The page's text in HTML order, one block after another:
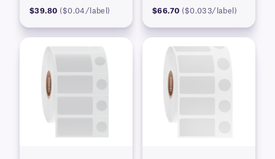
$39.80 ($0.04/label) $66.70 ($0.033/label)